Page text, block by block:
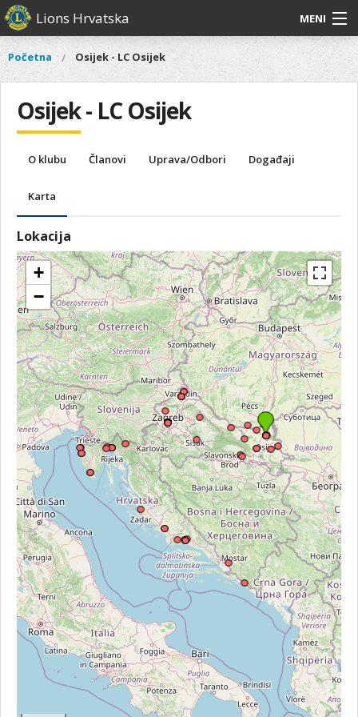
Skoči
na
sadržaj
Lions Hrvatska MENI
O nama
Naši projekti
Aktivnosti
Glavni
O
nama
Distrikt
126
Aktivnosti
Vi
ste
ovdje
Početna Osijek - LC Osijek
Osijek - LC Osijek
O klubu Članovi Uprava/Odbori Događaji
Karta
Lokacija
+
−